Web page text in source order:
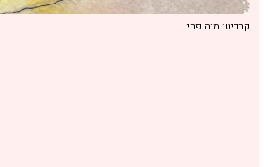
קרדיט: מיה פרי